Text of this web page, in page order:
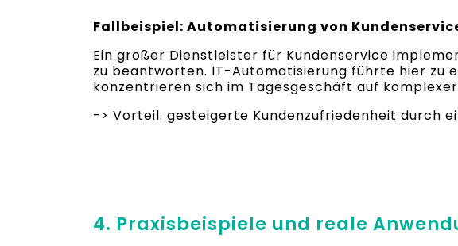
Fallbeispiel: Automatisierung von
Ein großer Dienstleister für Kundenservice
zu beantworten. IT-Automatisierung führte hier zu
konzentrieren sich im Tagesgeschäft auf
-> Vorteil: gesteigerte Kundenzufriedenheit durch
4. Praxisbeispiele und reale